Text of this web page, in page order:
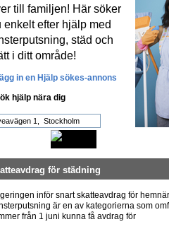
till familjen! Här söker
enkelt efter hjälp med
städ och
i ditt område!
in en Hjälp sökes-annons
hjälp nära dig
för städning
inför snart skatteavdrag för
är en av kategorierna som
från 1 juni kunna få avdrag för